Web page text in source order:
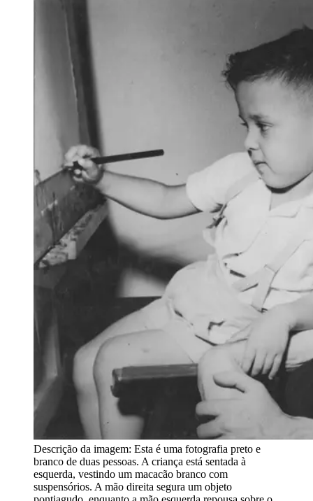
Descrição da imagem: Esta é uma fotografia preto e
branco de duas pessoas. A criança está sentada à
esquerda, vestindo um macacão branco com
suspensórios. A mão direita segura um objeto